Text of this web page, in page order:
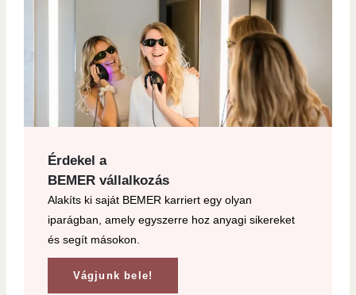
Érdekel a
BEMER vállalkozás
Alakíts ki saját BEMER karriert egy olyan
iparágban, amely egyszerre hoz anyagi sikereket
és segít másokon.
Vágjunk bele!